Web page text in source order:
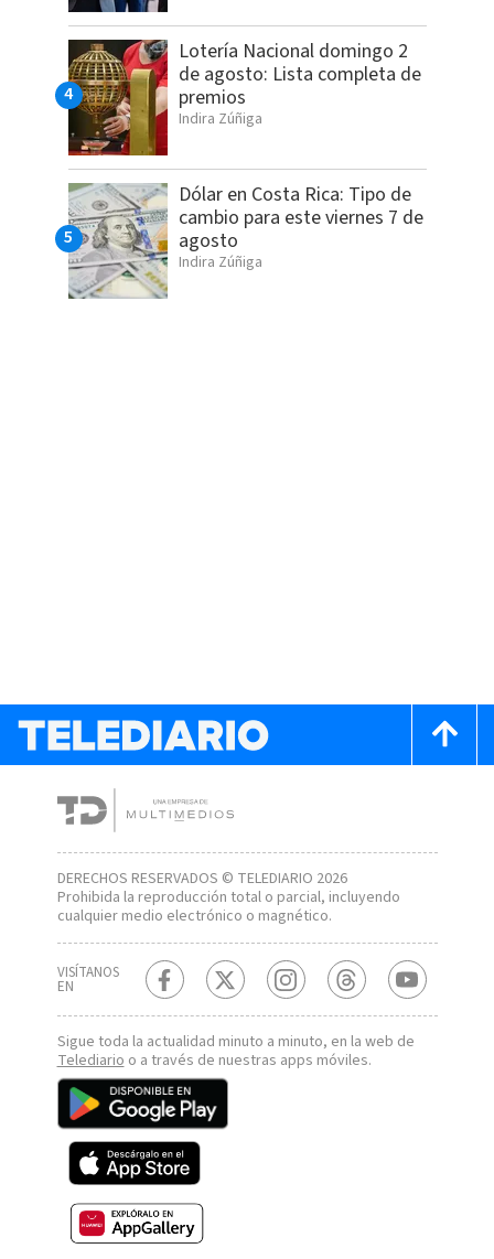
Lotería Nacional domingo 2
de agosto: Lista completa de
premios
Indira Zúñiga
Dólar en Costa Rica: Tipo de
cambio para este viernes 7 de
agosto
Indira Zúñiga
DERECHOS RESERVADOS © TELEDIARIO 2026
Prohibida la reproducción total o parcial, incluyendo
cualquier medio electrónico o magnético.
VISÍTANOS
EN
Sigue toda la actualidad minuto a minuto, en la web de
Telediarioo a través de nuestras apps móviles.